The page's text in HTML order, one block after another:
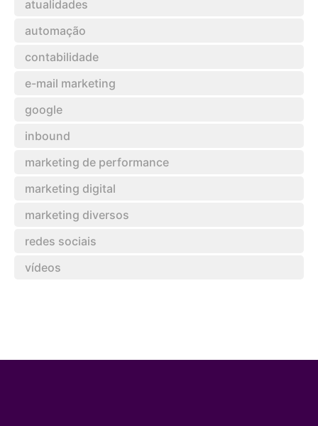
atualidades
automação
contabilidade
e-mail marketing
google
inbound
marketing de performance
marketing digital
marketing diversos
redes sociais
vídeos